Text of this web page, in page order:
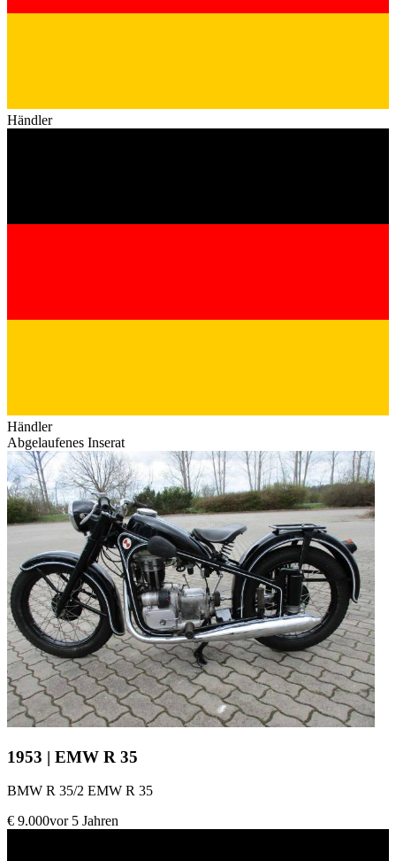
Händler
Händler
Abgelaufenes Inserat
1953 | EMW R 35
BMW R 35/2 EMW R 35
€ 9.000vor 5 Jahren